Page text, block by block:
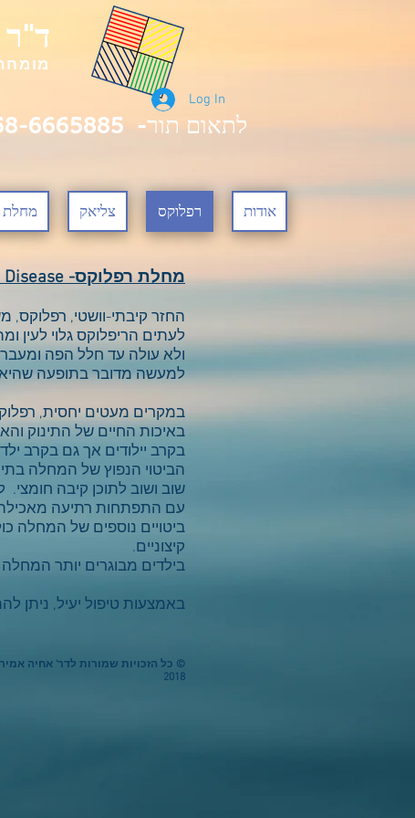
לתאום תור- 058-6665885
Log In
מחלת צליאק רפלוקס אודות
מחלת רפלוקס- Gastro-Esophageal Reflux Disease
החזר קיבתי-וושטי, רפלוקס,
לעתים הריפלוקס גלוי לעין
ולא עולה עד חלל הפה ומעבר
למעשה מדובר בתופעה שהיא
במקרים מעטים יחסית,
באיכות החיים של התינוק
בקרב יילודים אך גם בקרב
הביטוי הנפוץ של המחלה
שוב ושוב לתוכן קיבה
עם התפתחות רתיעה
ביטויים נוספים של המחלה
קיצוניים.
בילדים מבוגרים יותר
באמצעות טיפול יעיל, ניתן
© כל הזכויות שמורות לדר' אחיה אמיר
2018